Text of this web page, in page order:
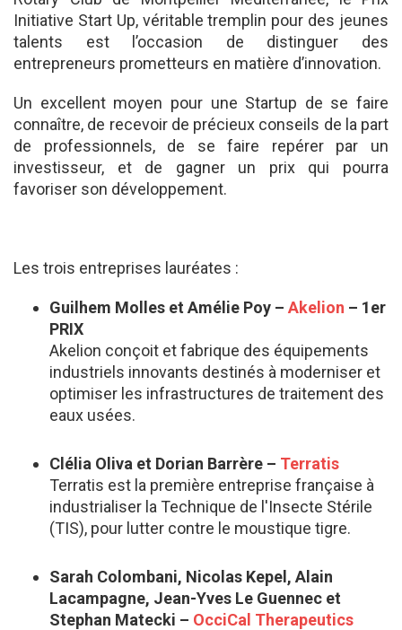
Initiative Start Up, véritable tremplin pour des jeunes
talents est l’occasion de distinguer des
entrepreneurs prometteurs en matière d’innovation.
Un excellent moyen pour une Startup de se faire
connaître, de recevoir de précieux conseils de la part
de professionnels, de se faire repérer par un
investisseur, et de gagner un prix qui pourra
favoriser son développement.
Les trois entreprises lauréates :
Guilhem Molles et Amélie Poy – Akelion – 1er
PRIX
Akelion conçoit et fabrique des équipements
industriels innovants destinés à moderniser et
optimiser les infrastructures de traitement des
eaux usées.
Clélia Oliva et Dorian Barrère – Terratis
Terratis est la première entreprise française à
industrialiser la Technique de l'Insecte Stérile
(TIS), pour lutter contre le moustique tigre.
Sarah Colombani, Nicolas Kepel, Alain
Lacampagne, Jean-Yves Le Guennec et
Stephan Matecki – OcciCal Therapeutics